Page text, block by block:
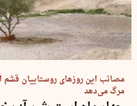
مصائب این روزهای روستاییان قشم
مرگ می‌دهد